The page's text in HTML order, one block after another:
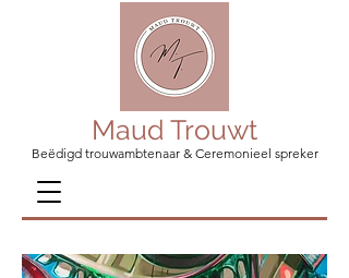
Maud Trouwt
Beëdigd trouwambtenaar & Ceremonieel spreker